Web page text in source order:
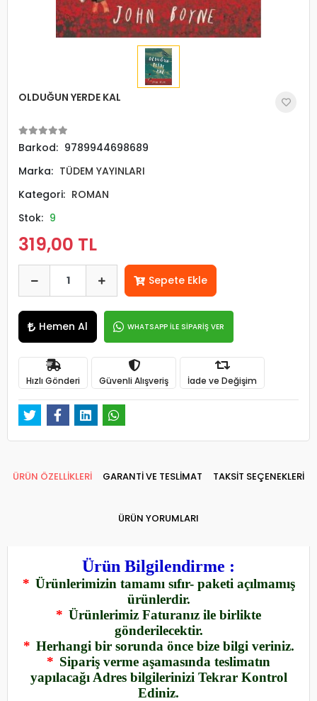
OLDUĞUN YERDE KAL
Barkod: 9789944698689
Marka: TÜDEM YAYINLARI
Kategori: ROMAN
Stok: 9
319,00 TL
Sepete Ekle
Hemen Al WHATSAPP İLE SİPARİŞ VER
Hızlı Gönderi Güvenli Alışveriş İade ve Değişim
ÜRÜN ÖZELLİKLERİ GARANTİ VE TESLİMAT TAKSİT SEÇENEKLERİ
ÜRÜN YORUMLARI
Ürün Bilgilendirme :
* Ürünlerimizin tamamı sıfır- paketi açılmamış
ürünlerdir.
* Ürünlerimiz Faturanız ile birlikte
gönderilecektir.
* Herhangi bir sorunda önce bize bilgi veriniz.
* Sipariş verme aşamasında teslimatın
yapılacağı Adres bilgilerinizi Tekrar Kontrol
Ediniz.